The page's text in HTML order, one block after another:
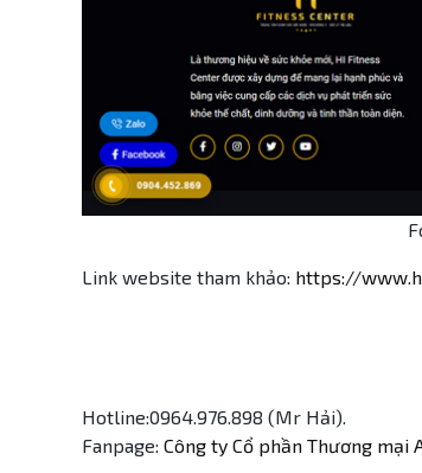
Link website tham khảo: https://
Hotline:0964.976.898 (Mr Hải).
Fanpage: Công ty Cổ phần Thương mại